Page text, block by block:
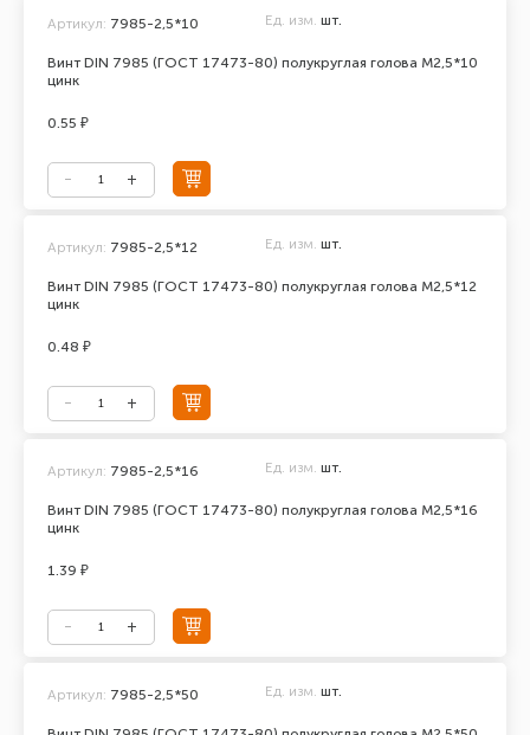
Винт DIN 7985 (ГОСТ 17473-80) полукруглая голова М2,5*10
цинк
Артикул: 7985-2,5*10 Ед. изм. шт.
0.55 ₽
Винт DIN 7985 (ГОСТ 17473-80) полукруглая голова М2,5*12
цинк
Артикул: 7985-2,5*12 Ед. изм. шт.
0.48 ₽
Винт DIN 7985 (ГОСТ 17473-80) полукруглая голова М2,5*16
цинк
Артикул: 7985-2,5*16 Ед. изм. шт.
1.39 ₽
Артикул: 7985-2,5*50 Ед. изм. шт.